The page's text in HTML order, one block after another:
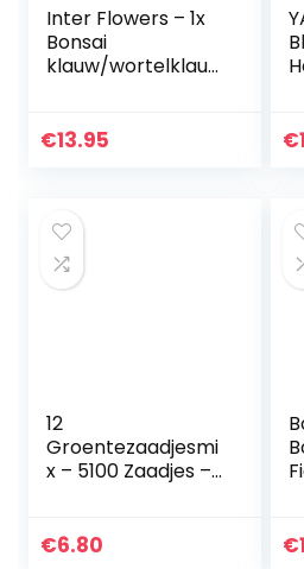
Inter Flowers – 1x
Bonsai
klauw/wortelklauw
belangrijk bij het
€13.95 €
12
Groentezaadjesmi
x – 5100 Zaadjes –
Komkommer,
€6.80 €